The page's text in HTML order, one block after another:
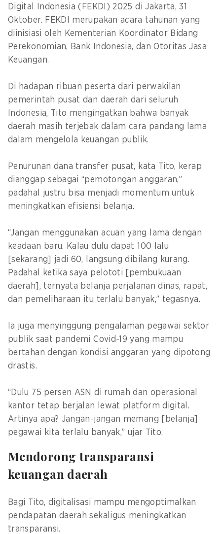
Digital Indonesia (FEKDI) 2025 di Jakarta, 31
Oktober. FEKDI merupakan acara tahunan yang
diinisiasi oleh Kementerian Koordinator Bidang
Perekonomian, Bank Indonesia, dan Otoritas Jasa
Keuangan.
Di hadapan ribuan peserta dari perwakilan
pemerintah pusat dan daerah dari seluruh
Indonesia, Tito mengingatkan bahwa banyak
daerah masih terjebak dalam cara pandang lama
dalam mengelola keuangan publik.
Penurunan dana transfer pusat, kata Tito, kerap
dianggap sebagai “pemotongan anggaran,”
padahal justru bisa menjadi momentum untuk
meningkatkan efisiensi belanja.
“Jangan menggunakan acuan yang lama dengan
keadaan baru. Kalau dulu dapat 100 lalu
[sekarang] jadi 60, langsung dibilang kurang.
Padahal ketika saya pelototi [pembukuaan
daerah], ternyata belanja perjalanan dinas, rapat,
dan pemeliharaan itu terlalu banyak,” tegasnya.
Ia juga menyinggung pengalaman pegawai sektor
publik saat pandemi Covid-19 yang mampu
bertahan dengan kondisi anggaran yang dipotong
drastis.
“Dulu 75 persen ASN di rumah dan operasional
kantor tetap berjalan lewat platform digital.
Artinya apa? Jangan-jangan memang [belanja]
pegawai kita terlalu banyak,” ujar Tito.
Mendorong transparansi
keuangan daerah
Bagi Tito, digitalisasi mampu mengoptimalkan
pendapatan daerah sekaligus meningkatkan
transparansi.